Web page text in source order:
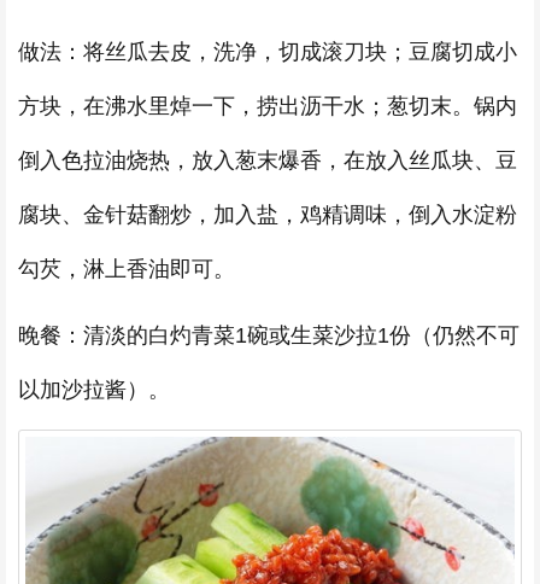
做法：将丝瓜去皮，洗净，切成滚刀块；豆腐切成小
方块，在沸水里焯一下，捞出沥干水；葱切末。锅内
倒入色拉油烧热，放入葱末爆香，在放入丝瓜块、豆
腐块、金针菇翻炒，加入盐，鸡精调味，倒入水淀粉
勾芡，淋上香油即可。
晚餐：清淡的白灼青菜1碗或生菜沙拉1份（仍然不可
以加沙拉酱）。